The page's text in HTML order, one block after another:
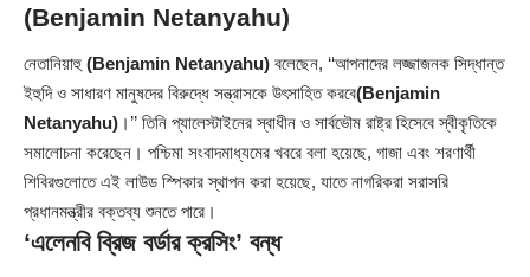
(Benjamin Netanyahu)
নেতানিয়াহু (Benjamin Netanyahu) বলেছেন, ‘‘আপনাদের লজ্জাজনক সিদ্ধান্ত
ইহুদি ও সাধারণ মানুষদের বিরুদ্ধে সন্ত্রাসকে উৎসাহিত করবে(Benjamin
Netanyahu) ।’’ তিনি প্যালেস্টাইনের স্বাধীন ও সার্বভৌম রাষ্ট্র হিসেবে স্বীকৃতিকে
সমালোচনা করেছেন। পশ্চিমা সংবাদমাধ্যমের খবরে বলা হয়েছে, গাজা এবং শরণার্থী
শিবিরগুলোতে এই লাউড স্পিকার স্থাপন করা হয়েছে, যাতে নাগরিকরা সরাসরি
প্রধানমন্ত্রীর বক্তব্য শুনতে পারে।
‘এলেনবি ব্রিজ বর্ডার ক্রসিং’ বন্ধ